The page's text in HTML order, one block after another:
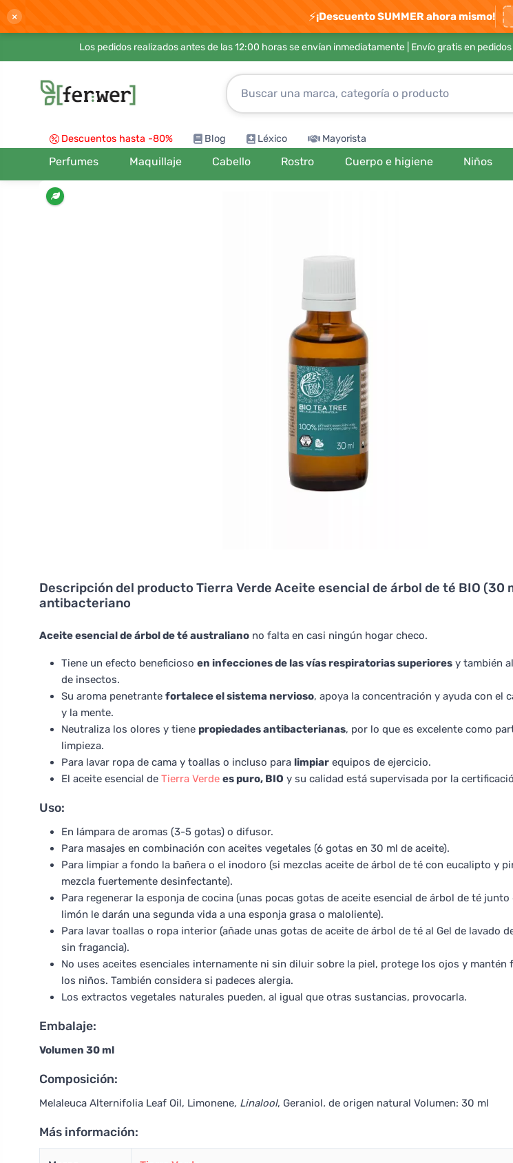
× ⚡¡Descuento SUMMER ahora mismo!
Los pedidos realizados antes de las 12:00 horas se envían inmediatamente | Envío gratis en
Descuentos hasta -80% Blog Léxico Mayorista
Perfumes Maquillaje Cabello Rostro Cuerpo e higiene Niños
Descripción del producto Tierra Verde Aceite esencial de árbol de té BIO (30
antibacteriano
Aceite esencial de árbol de té australiano no falta en casi ningún hogar checo.
Tiene un efecto beneficioso en infecciones de las vías respiratorias superiores y también
de insectos.
Su aroma penetrante fortalece el sistema nervioso, apoya la concentración y ayuda con el
y la mente.
Neutraliza los olores y tiene propiedades antibacterianas, por lo que es excelente como
limpieza.
Para lavar ropa de cama y toallas o incluso para limpiar equipos de ejercicio.
El aceite esencial de Tierra Verde es puro, BIO y su calidad está supervisada por la
Uso:
En lámpara de aromas (3-5 gotas) o difusor.
Para masajes en combinación con aceites vegetales (6 gotas en 30 ml de aceite).
Para limpiar a fondo la bañera o el inodoro (si mezclas aceite de árbol de té con eucalipto y
mezcla fuertemente desinfectante).
Para regenerar la esponja de cocina (unas pocas gotas de aceite esencial de árbol de té junto
limón le darán una segunda vida a una esponja grasa o maloliente).
Para lavar toallas o ropa interior (añade unas gotas de aceite de árbol de té al Gel de lavado
sin fragancia).
No uses aceites esenciales internamente ni sin diluir sobre la piel, protege los ojos y mantén
los niños. También considera si padeces alergia.
Los extractos vegetales naturales pueden, al igual que otras sustancias, provocarla.
Embalaje:
Volumen 30 ml
Composición:
Melaleuca Alternifolia Leaf Oil, Limonene, Linalool, Geraniol. de origen natural Volumen: 30 ml
Más información: